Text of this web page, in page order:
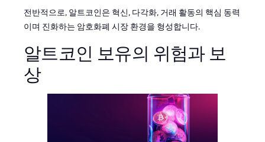
전반적으로, 알트코인은 혁신, 다각화, 거래 활동의 핵심 동력
이며 진화하는 암호화폐 시장 환경을 형성합니다.
알트코인 보유의 위험과 보
상